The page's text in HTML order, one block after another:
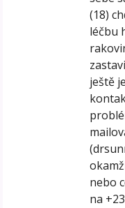
(18)
léčbu
ještě
nebo
na